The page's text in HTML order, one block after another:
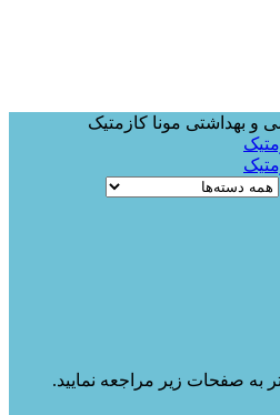
و بهداشتی مونا کازمتیک
صفحات زیر مراجعه نمایید.